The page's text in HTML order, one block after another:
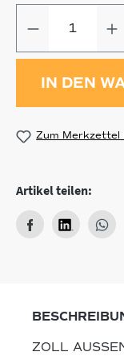
IN DEN
Zum Merkzettel
Artikel teilen:
ZOLL